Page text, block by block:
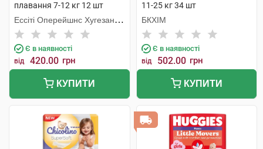
плавання 7-12 кг 12 шт
Ессіті Оперейшнс Хугезанд
Б.В.
Є в наявності
від 420.00 грн
КУПИТИ
11-25 кг 34 шт
БКХІМ
Є в наявності
від 502.00 грн
КУПИТИ